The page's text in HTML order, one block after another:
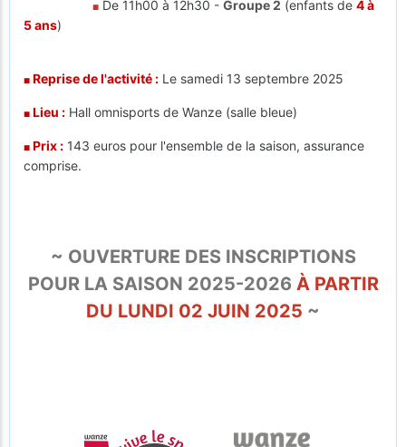
■ De 11h00 à 12h30 - Groupe 2 (enfants de 4 à
5 ans)
■ Reprise de l'activité : Le samedi 13 septembre 2025
■ Lieu : Hall omnisports de Wanze (salle bleue)
■ Prix : 143 euros pour l'ensemble de la saison, assurance
comprise.
~ OUVERTURE DES INSCRIPTIONS
POUR LA SAISON 2025-2026 À PARTIR
DU LUNDI 02 JUIN 2025 ~